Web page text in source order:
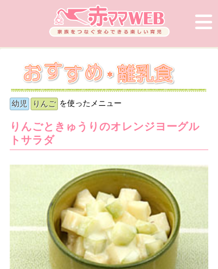
幼児 りんご を使ったメニュー
りんごときゅうりのオレンジヨーグル
トサラダ